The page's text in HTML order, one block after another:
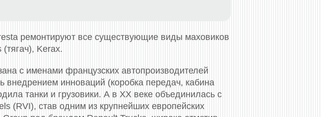
ремонтируют все существующие виды маховиков
Kerax.
с именами французских автопроизводителей
внедрением инноваций (коробка передач, кабина
танки и грузовики. А в XX веке объединилась с
(RVI), став одним из крупнейших европейских